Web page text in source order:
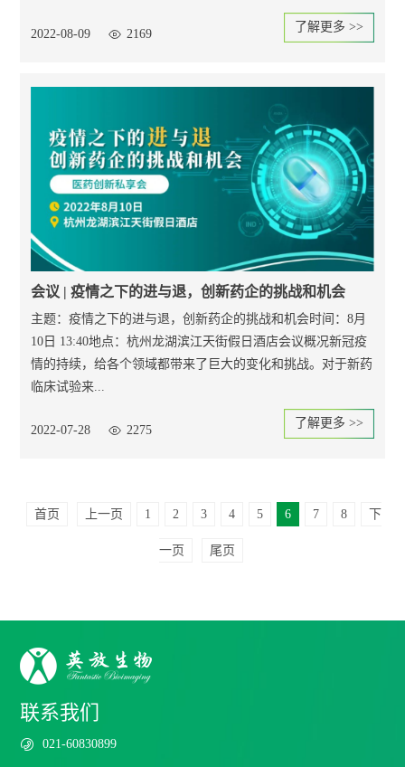
2022-08-09 2169
了解更多 >>
会议 | 疫情之下的进与退，创新药企的挑战和机会
主题：疫情之下的进与退，创新药企的挑战和机会时间：8月
10日 13:40地点：杭州龙湖滨江天街假日酒店会议概况新冠疫
情的持续，给各个领域都带来了巨大的变化和挑战。对于新药
临床试验来...
2022-07-28 2275
了解更多 >>
首页 上一页 1 2 3 4 5 6 7 8 下
一页 尾页
联系我们
021-60830899